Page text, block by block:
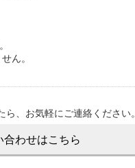
ん。
、お気軽にご連絡ください。
合わせはこちら